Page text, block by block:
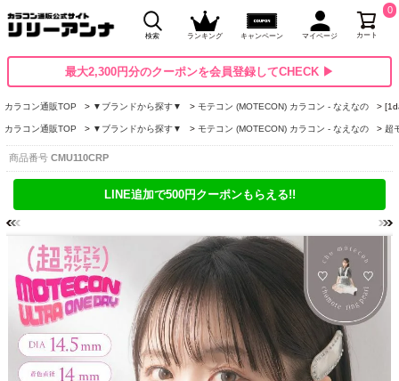
検索 ランキング キャンペーン マイページ カート
0
最大2,300円分のクーポンを会員登録してCHECK ▶
カラコン通販TOP ▼ブランドから探す▼ モテコン (MOTECON) カラコン - なえなの
カラコン通販TOP ▼ブランドから探す▼ モテコン (MOTECON) カラコン - なえなの 超
商品番号 CMU110CRP
LINE追加で500円クーポンもらえる!!